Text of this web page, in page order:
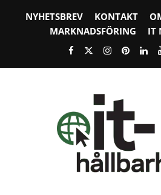
NYHETSBREV KONTAKT
MARKNADSFÖRING
IT